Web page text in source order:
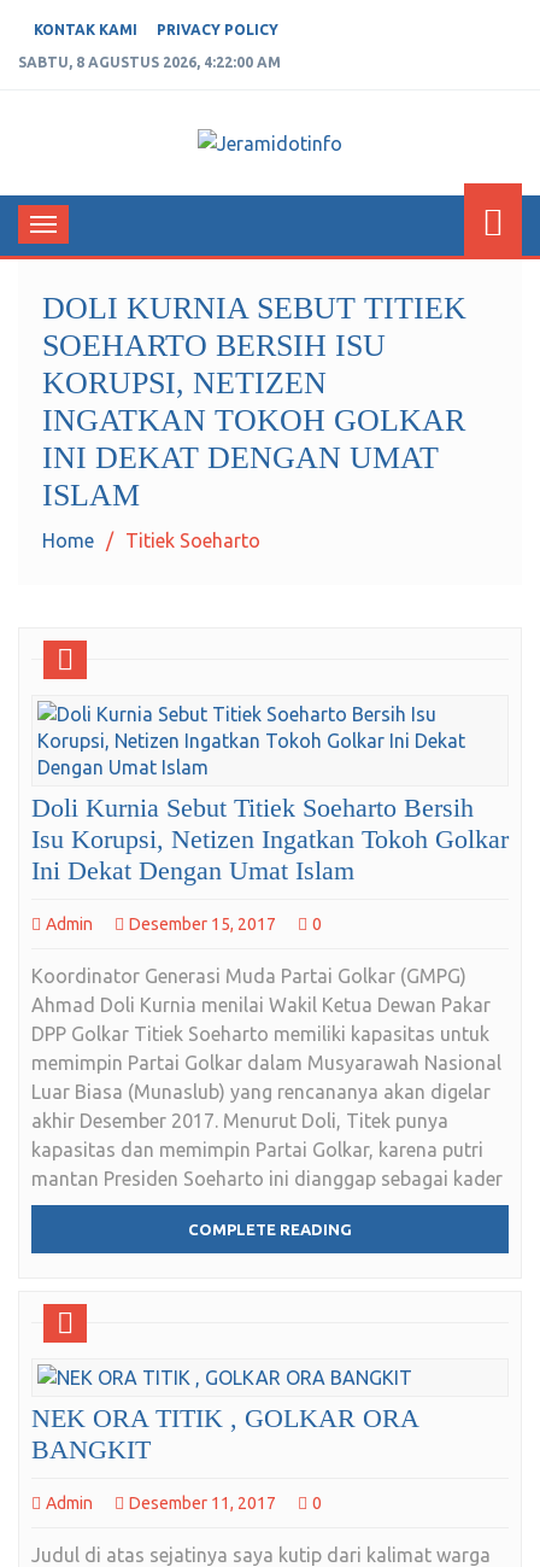
KONTAK KAMI PRIVACY POLICY
SABTU, 8 AGUSTUS 2026, 4:22:01 AM
JERAMIDOTINFO
Toggle
navigation
DOLI KURNIA SEBUT TITIEK
SOEHARTO BERSIH ISU
KORUPSI, NETIZEN
INGATKAN TOKOH GOLKAR
INI DEKAT DENGAN UMAT
ISLAM
Home Titiek Soeharto
Doli Kurnia Sebut Titiek Soeharto Bersih
Isu Korupsi, Netizen Ingatkan Tokoh Golkar
Ini Dekat Dengan Umat Islam
Admin Desember 15, 2017 0
Koordinator Generasi Muda Partai Golkar (GMPG)
Ahmad Doli Kurnia menilai Wakil Ketua Dewan Pakar
DPP Golkar Titiek Soeharto memiliki kapasitas untuk
memimpin Partai Golkar dalam Musyarawah Nasional
Luar Biasa (Munaslub) yang rencananya akan digelar
akhir Desember 2017. Menurut Doli, Titek punya
kapasitas dan memimpin Partai Golkar, karena putri
mantan Presiden Soeharto ini dianggap sebagai kader
COMPLETE READING
NEK ORA TITIK , GOLKAR ORA
BANGKIT
Admin Desember 11, 2017 0
Judul di atas sejatinya saya kutip dari kalimat warga